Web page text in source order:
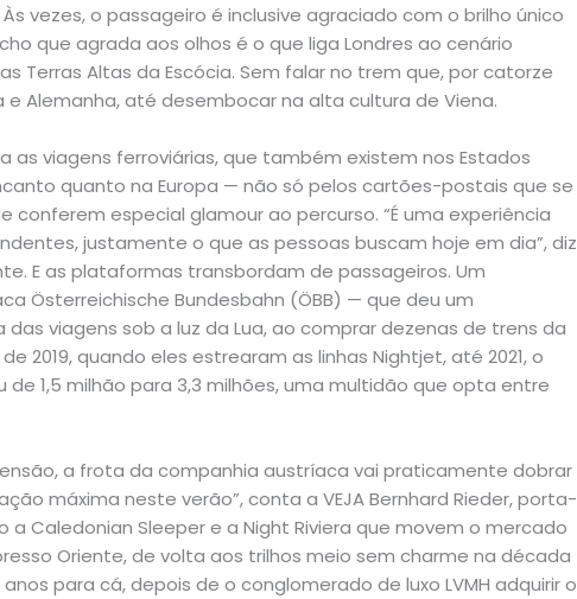
vezes, o passageiro é inclusive agraciado com o brilho único
que agrada aos olhos é o que liga Londres ao cenário
Terras Altas da Escócia. Sem falar no trem que, por catorze
e Alemanha, até desembocar na alta cultura de Viena.
as viagens ferroviárias, que também existem nos Estados
quanto na Europa — não só pelos cartões-postais que se
conferem especial glamour ao percurso. “É uma experiência
justamente o que as pessoas buscam hoje em dia”, diz
E as plataformas transbordam de passageiros. Um
Österrei­chis­che Bundesbahn (ÖBB) — que deu um
viagens sob a luz da Lua, ao comprar dezenas de trens da
2019, quando eles estrearam as linhas Nightjet, até 2021, o
1,5 milhão para 3,3 milhões, uma multidão que opta entre
a frota da companhia austríaca vai praticamente dobrar
máxima neste verão”, conta a VEJA Bernhard Rieder, porta-
a Caledonian Sleeper e a Night Riviera que movem o mercado
Oriente, de volta aos trilhos meio sem charme na década
para cá, depois de o conglomerado de luxo LVMH adquirir o